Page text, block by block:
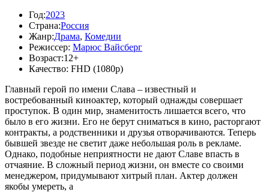
Год:2023
Страна:Россия
Жанр:Драма, Комедии
Режиссер: Марюс Вайсберг
Возраст:12+
Качество: FHD (1080p)
Главный герой по имени Слава – известный и
востребованный киноактер, который однажды совершает
проступок. В один мир, знаменитость лишается всего, что
было в его жизни. Его не берут сниматься в кино, расторгают
контракты, а родственники и друзья отворачиваются. Теперь
бывшей звезде не светит даже небольшая роль в рекламе.
Однако, подобные неприятности не дают Славе впасть в
отчаяние. В сложный период жизни, он вместе со своими
менеджером, придумывают хитрый план. Актер должен
якобы умереть, а